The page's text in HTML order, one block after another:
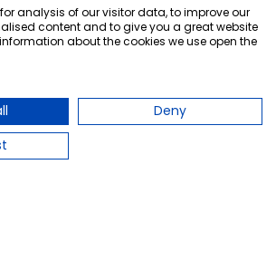
analysis of our visitor data, to improve our
content and to give you a great website
about the cookies we use open the
Deny